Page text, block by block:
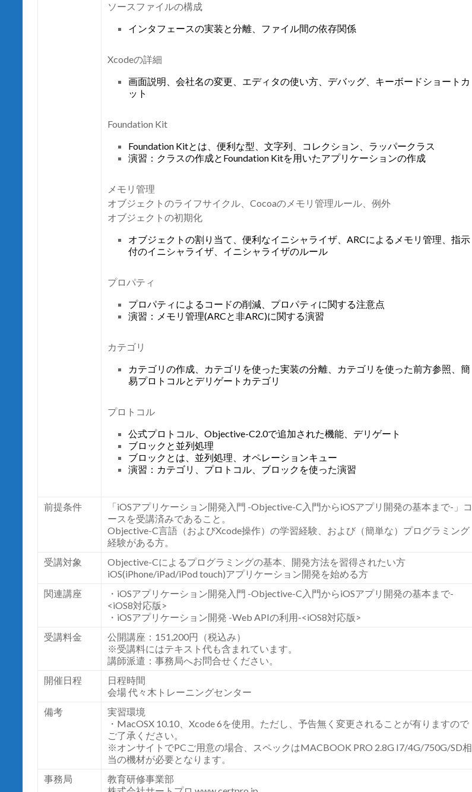
ソースファイルの構成
インタフェースの実装と分離、ファイル間の依存関係
Xcodeの詳細
画面説明、会社名の変更、エディタの使い方、デバッグ、キーボードショートカ
ット
Foundation Kit
Foundation Kitとは、便利な型、文字列、コレクション、ラッパークラス
演習：クラスの作成とFoundation Kitを用いたアプリケーションの作成
メモリ管理
オブジェクトのライフサイクル、Cocoaのメモリ管理ルール、例外
オブジェクトの初期化
オブジェクトの割り当て、便利なイニシャライザ、ARCによるメモリ管理、指示
付のイニシャライザ、イニシャライザのルール
プロパティ
プロパティによるコードの削減、プロパティに関する注意点
演習：メモリ管理(ARCと非ARC)に関する演習
カテゴリ
カテゴリの作成、カテゴリを使った実装の分離、カテゴリを使った前方参照、簡
易プロトコルとデリゲートカテゴリ
プロトコル
公式プロトコル、Objective-C2.0で追加された機能、デリゲート
ブロックと並列処理
ブロックとは、並列処理、オペレーションキュー
演習：カテゴリ、プロトコル、ブロックを使った演習
前提条件
「iOSアプリケーション開発入門 -Objective-C入門からiOSアプリ開発の基本まで-」コ
ースを受講済みであること。
Objective-C言語（およびXcode操作）の学習経験、および（簡単な）プログラミング
経験がある方。
受講対象
Objective-Cによるプログラミングの基本、開発方法を習得されたい方
iOS(iPhone/iPad/iPod touch)アプリケーション開発を始める方
関連講座
・iOSアプリケーション開発入門 -Objective-C入門からiOSアプリ開発の基本まで-
<iOS8対応版>
・iOSアプリケーション開発 -Web APIの利用-<iOS8対応版>
受講料金
公開講座：151,200円（税込み）
※受講料にはテキスト代も含まれています。
講師派遣：事務局へお問合せください。
開催日程
日程時間
会場 代々木トレーニングセンター
備考
実習環境
・MacOSX 10.10、Xcode 6を使用。ただし、予告無く変更されることが有りますので
ご了承ください。
※オンサイトでPCご用意の場合、スペックはMACBOOK PRO 2.8G I7/4G/750G/SD相
当の機材が必要となります。
事務局
教育研修事業部